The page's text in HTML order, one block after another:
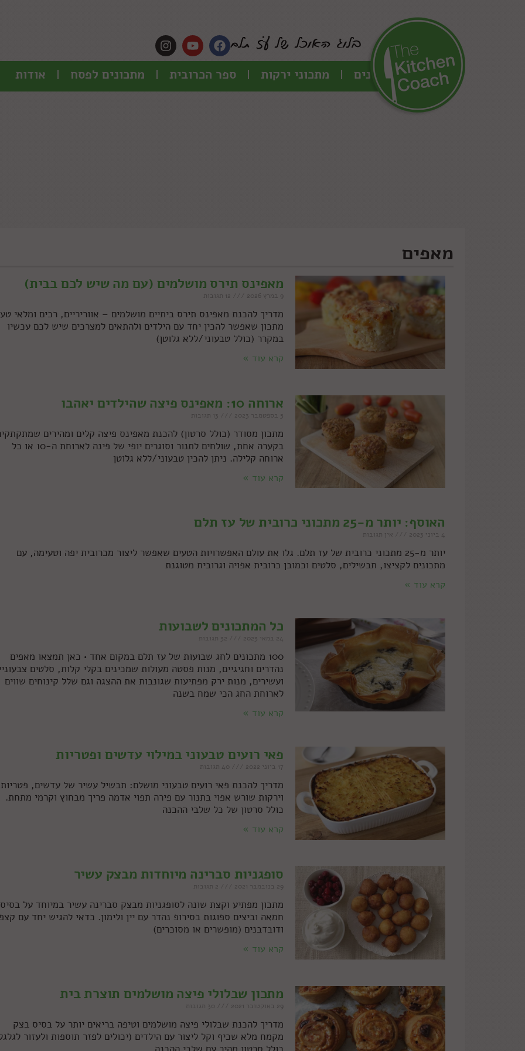
כל המתכונים מתכוני ירקות ספר הכרובית מתכונים לפסח אודות
מאפים
מאפינס תירס מושלמים (עם מה שיש לכם בבית)
9 במרץ 2026
מדריך להכנת מאפינס תירס ביתיים מושלמים – אווריריים, רכים ומלאי
מתכון שאפשר להכין יחד עם הילדים ולהתאים למצרכים שיש לכם עכשיו
במקרר (כולל טבעוני/ללא גלוטן)
קרא עוד »
ארוחה 10: מאפינס פיצה שהילדים יאהבו
5 בספטמבר 2023
מתכון מסודר (כולל סרטון) להכנת מאפינס פיצה קלים ומהירים
בקערה אחת, שולחים לתנור וסוגרים יופי של פינה לארוחת ה-10 או כל
ארוחה קלילה. ניתן להכין טבעוני/ללא גלוטן
קרא עוד »
האוסף: יותר מ-25 מתכוני כרובית של עז תלם
4 ביוני 2023 אין תגובות
יותר מ-25 מתכוני כרובית של עז תלם. גלו את עולם האפשרויות הטעים שאפשר ליצור מכרובית יפה וטעימה, עם
מתכונים לקציצו, תבשילים, סלטים וכמובן כרובית אפויה וגרובית מטוגנת
קרא עוד »
כל המתכונים לשבועות
24 במאי 2023
100 מתכונים לחג שבועות של עז תלם במקום אחד • כאן תמצאו מאפים
נהדרים וחגיגיים, מנות פסטה מעולות שמכינים בקלי קלות, סלטים
ועשירים, מנות ירק מפתיעות שגונבות את ההצגה וגם שלל קינוחים שווים
לארוחת החג הכי שמח בשנה
קרא עוד »
פאי רועים טבעוני במילוי עדשים ופטריות
17 ביוני 2022
מדריך להכנת פאי רועים טבעוני מושלם: תבשיל עשיר של עדשים, פטריות
וירקות שורש אפוי בתנור עם פירה תפוי אדמה פריך מבחוץ וקרמי מתחת.
כולל סרטון של כל שלבי ההכנה
קרא עוד »
סופגניות סברינה מיוחדות מבצק עשיר
29 בנובמבר 2021
מתכון מפתיע וקצת שונה לסופגניות מבצק סברינה עשיר במיוחד על בסיס
חמאה וביצים ספוגות בסירופ נהדר עם יין ולימון. כדאי להגיש יחד עם
ודובדבנים (מופשרים או מסוכרים)
קרא עוד »
מתכון שבלולי פיצה מושלמים תוצרת בית
29 באוקטובר 2021
מדריך להכנת שבלולי פיצה מושלמים וטיפה בריאים יותר על בסיס בצק
מקמח מלא שכיף וקל ליצור עם הילדים (יכולים לפזר תוספות ולעזור